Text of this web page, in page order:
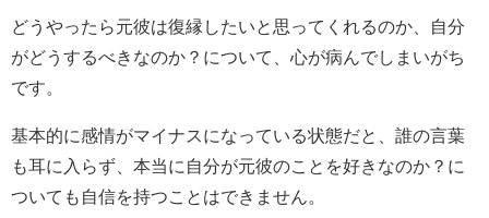
どうやったら元彼は復縁したいと思ってくれるのか、自分
がどうするべきなのか？について、心が病んでしまいがち
です。
基本的に感情がマイナスになっている状態だと、誰の言葉
も耳に入らず、本当に自分が元彼のことを好きなのか？に
ついても自信を持つことはできません。